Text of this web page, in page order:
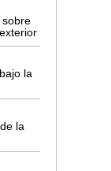
sobre
la
la